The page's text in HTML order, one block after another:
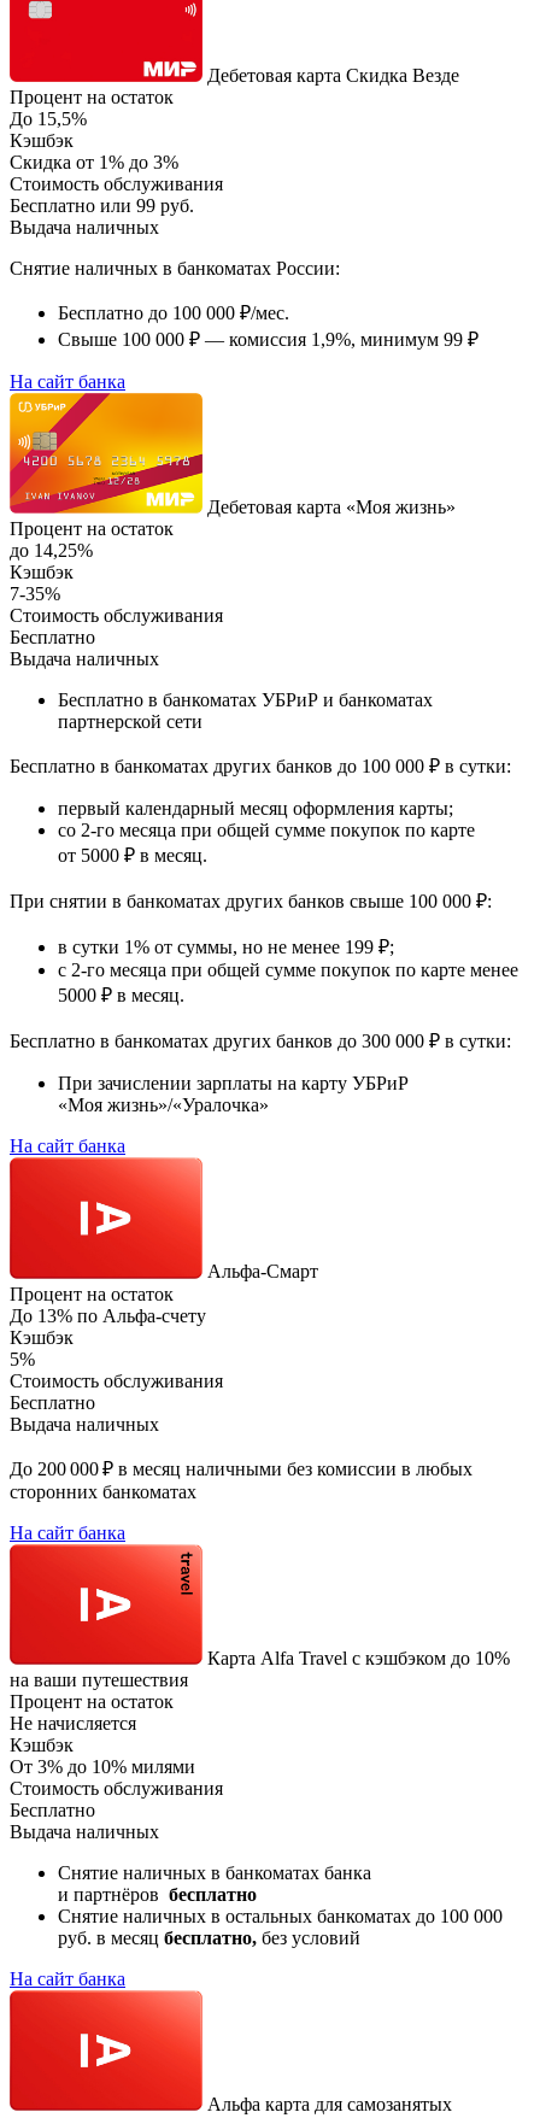
Дебетовая карта Скидка Везде
Процент на остаток
До 15,5%
Кэшбэк
Скидка от 1% до 3%
Стоимость обслуживания
Бесплатно или 99 руб.
Выдача наличных
Снятие наличных в банкоматах России:
Бесплатно до 100 000 ₽/мес.
Свыше 100 000 ₽ — комиссия 1,9%, минимум 99 ₽
На сайт банка
Дебетовая карта «Моя жизнь»
Процент на остаток
до 14,25%
Кэшбэк
7-35%
Стоимость обслуживания
Бесплатно
Выдача наличных
Бесплатно в банкоматах УБРиР и банкоматах
партнерской сети
Бесплатно в банкоматах других банков до 100 000 ₽ в сутки:
первый календарный месяц оформления карты;
со 2-го месяца при общей сумме покупок по карте
от 5000 ₽ в месяц.
При снятии в банкоматах других банков свыше 100 000 ₽:
в сутки 1% от суммы, но не менее 199 ₽;
с 2-го месяца при общей сумме покупок по карте менее
5000 ₽ в месяц.
Бесплатно в банкоматах других банков до 300 000 ₽ в сутки:
При зачислении зарплаты на карту УБРиР
«Моя жизнь»/«Уралочка»
На сайт банка
Альфа‑Смарт
Процент на остаток
До 13% по Альфа-счету
Кэшбэк
5%
Стоимость обслуживания
Бесплатно
Выдача наличных
До 200 000 ₽ в месяц наличными без комиссии в любых
сторонних банкоматах
На сайт банка
Карта Alfa Travel c кэшбэком до 10%
на ваши путешествия
Процент на остаток
Не начисляется
Кэшбэк
От 3% до 10% милями
Стоимость обслуживания
Бесплатно
Выдача наличных
Снятие наличных в банкоматах банка
и партнёров бесплатно
Снятие наличных в остальных банкоматах до 100 000
руб. в месяц бесплатно, без условий
На сайт банка
Альфа карта для самозанятых